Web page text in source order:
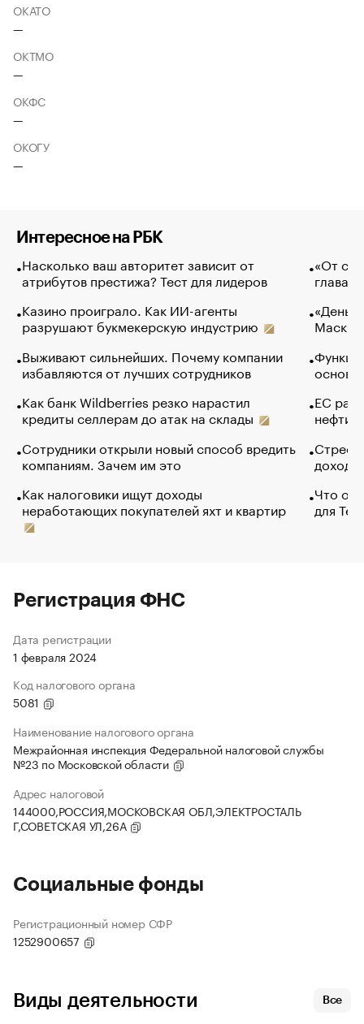
ОКАТО
—
ОКТМО
—
ОКФС
—
ОКОГУ
—
Интересное на РБК
Насколько ваш авторитет зависит от
атрибутов престижа? Тест для лидеров
Казино проиграло. Как ИИ-агенты
разрушают букмекерскую индустрию
Выживают сильнейших. Почему компании
избавляются от лучших сотрудников
Как банк Wildberries резко нарастил
кредиты селлерам до атак на склады
Сотрудники открыли новый способ вредить
компаниям. Зачем им это
Как налоговики ищут доходы
неработающих покупателей яхт и квартир
«От
глава
Маск в
основ
ЕС
нефти
Что
для
Регистрация ФНС
Дата регистрации
1 февраля 2024
Код налогового органа
5081
Наименование налогового органа
Межрайонная инспекция Федеральной налоговой службы
№23 по Московской области
Адрес налоговой
144000,РОССИЯ,МОСКОВСКАЯ ОБЛ,ЭЛЕКТРОСТАЛЬ
Г,СОВЕТСКАЯ УЛ,26А
Социальные фонды
Регистрационный номер СФР
1252900657
Виды деятельности Все